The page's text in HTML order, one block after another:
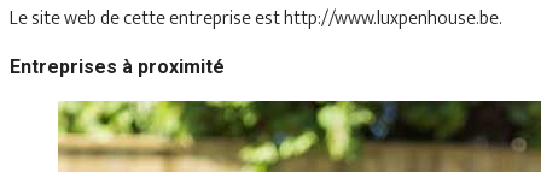
Le site web de cette entreprise est http://www.luxpenhouse.be.
Entreprises à proximité